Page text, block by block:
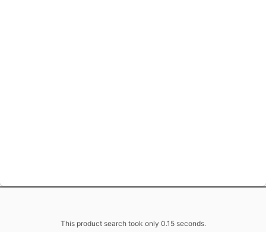
This product search took only 0.15 seconds.